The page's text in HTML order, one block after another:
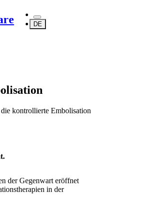
DE
kontrollierte Embolisation
der Gegenwart eröffnet
in der